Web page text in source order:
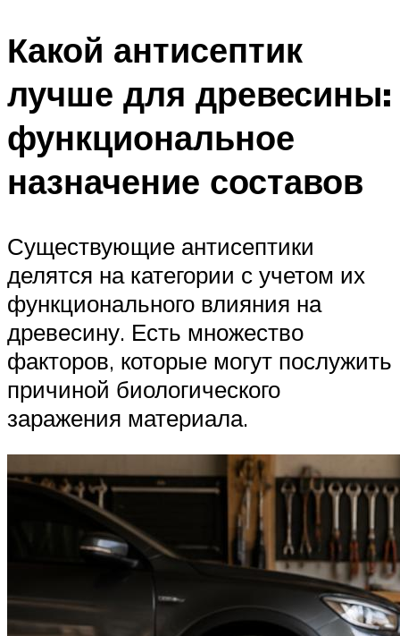
Какой антисептик
лучше для древесины:
функциональное
назначение составов
Существующие антисептики
делятся на категории с учетом их
функционального влияния на
древесину. Есть множество
факторов, которые могут послужить
причиной биологического
заражения материала.